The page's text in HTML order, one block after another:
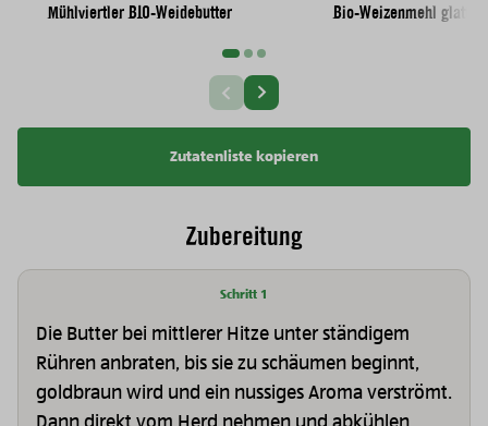
Mühlviertler BIO-Weidebutter Bio-Weizenmehl glatt
Vorherige Slide
Nächste Slide
Zutatenliste kopieren
Zubereitung
Schritt 1
Die Butter bei mittlerer Hitze unter ständigem
Rühren anbraten, bis sie zu schäumen beginnt,
goldbraun wird und ein nussiges Aroma verströmt.